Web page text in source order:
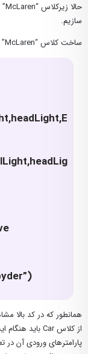
سازیم.
ساخت کلاس “McLaren” در پایتون:
پارامترهای ورودی آن